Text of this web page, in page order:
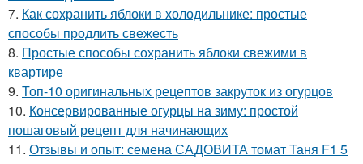
7. Как сохранить яблоки в холодильнике: простые
способы продлить свежесть
8. Простые способы сохранить яблоки свежими в
квартире
9. Топ-10 оригинальных рецептов закруток из огурцов
10. Консервированные огурцы на зиму: простой
пошаговый рецепт для начинающих
11. Отзывы и опыт: семена САДОВИТА томат Таня F1 5